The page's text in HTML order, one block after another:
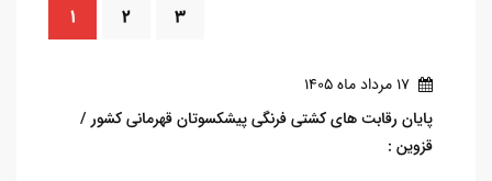
1 2 3
17 مرداد ماه 1405
پایان رقابت های کشتی فرنگی پیشکسوتان قهرمانی کشور /
قزوین :